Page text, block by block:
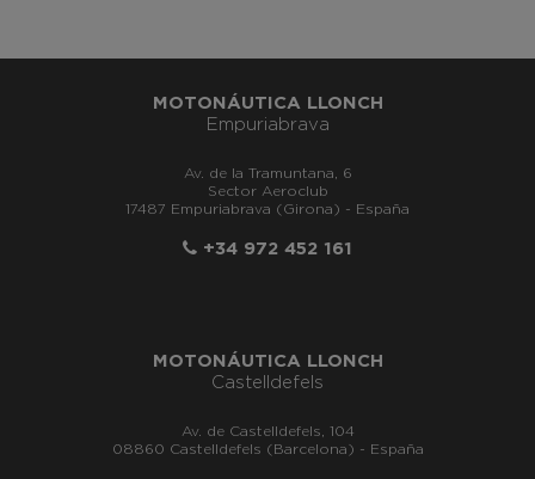
MOTONÁUTICA LLONCH
Empuriabrava
Av. de la Tramuntana, 6
Sector Aeroclub
17487 Empuriabrava (Girona) - España
+34 972 452 161
MOTONÁUTICA LLONCH
Castelldefels
Av. de Castelldefels, 104
08860 Castelldefels (Barcelona) - España